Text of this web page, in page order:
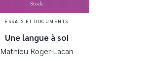
ESSAIS ET DOCUMENTS
Une langue à soi
Mathieu Roger-Lacan